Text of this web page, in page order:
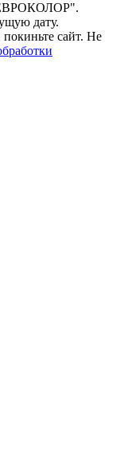
дату.
покиньте сайт. Не